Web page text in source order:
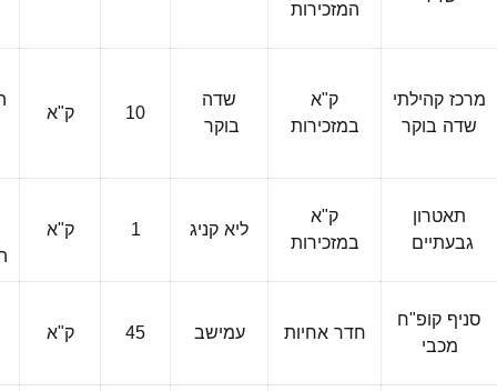
המזכירות
מרכז קהילתי
שדה בוקר
ק"א
במזכירות
שדה
בוקר 10 ק"א
תאטרון
גבעתיים
ק"א
במזכירות ליא קניג 1 ק"א
סניף קופ"ח
מכבי חדר אחיות עמישב 45 ק"א